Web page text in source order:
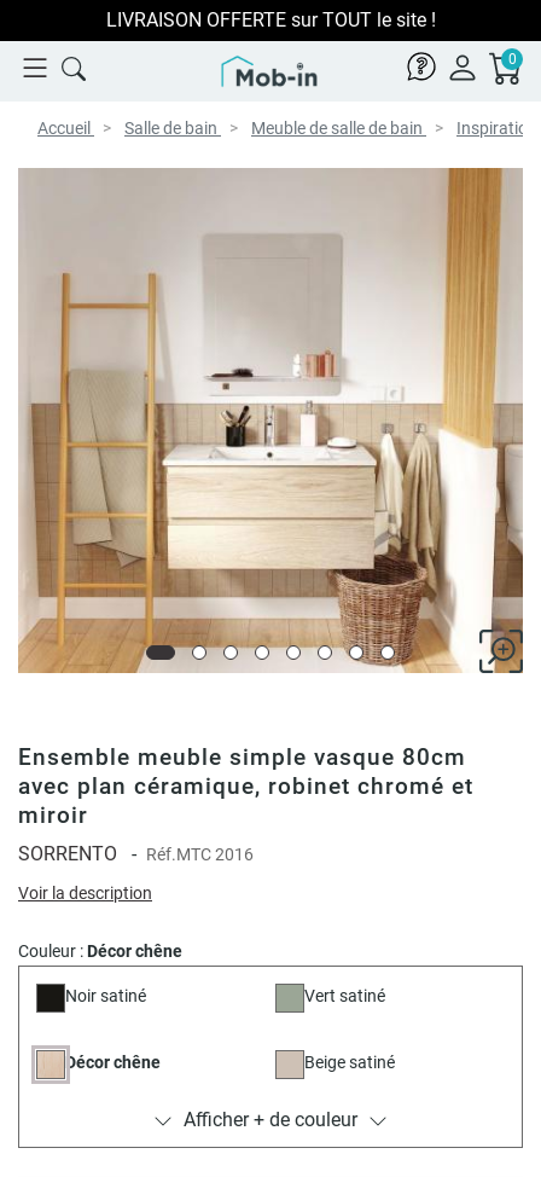
LIVRAISON OFFERTE sur TOUT le site !
0
Accueil Salle de bain Meuble de salle de bain Inspiration
Ensemble meuble simple vasque 80cm
avec plan céramique, robinet chromé et
miroir
SORRENTO - Réf.MTC 2016
Voir la description
Couleur :Décor chêne
Noir satiné Vert satiné
Décor chêne Beige satiné
Afficher + de couleur